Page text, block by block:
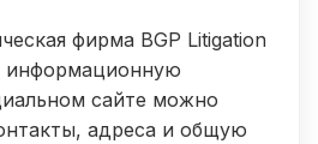
фирма BGP Litigation
информационную
сайте можно
адреса и общую